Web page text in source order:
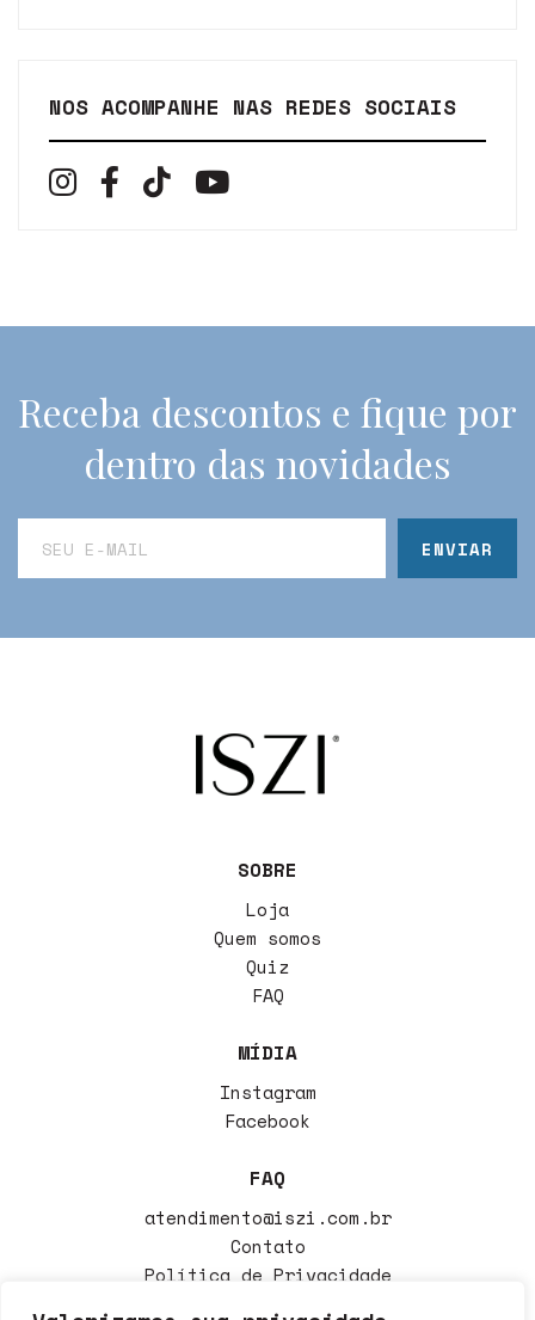
NOS ACOMPANHE NAS REDES SOCIAIS
Receba descontos e fique por
dentro das novidades
SOBRE
Loja
Quem somos
Quiz
FAQ
MÍDIA
Instagram
Facebook
FAQ
atendimento@iszi.com.br
Contato
Política de Privacidade